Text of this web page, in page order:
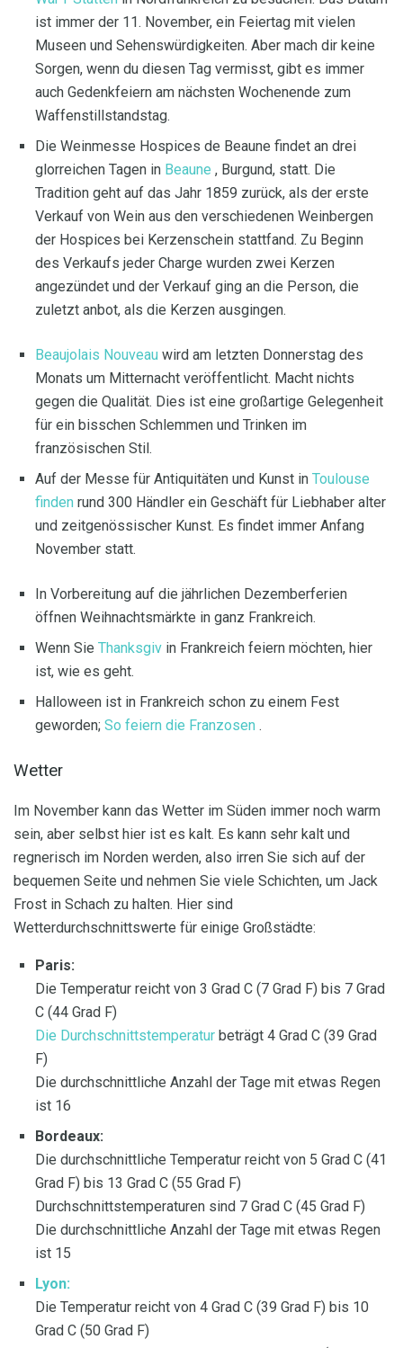
ist immer der 11. November, ein Feiertag mit vielen
Museen und Sehenswürdigkeiten. Aber mach dir keine
Sorgen, wenn du diesen Tag vermisst, gibt es immer
auch Gedenkfeiern am nächsten Wochenende zum
Waffenstillstandstag.
Die Weinmesse Hospices de Beaune findet an drei
glorreichen Tagen in Beaune , Burgund, statt. Die
Tradition geht auf das Jahr 1859 zurück, als der erste
Verkauf von Wein aus den verschiedenen Weinbergen
der Hospices bei Kerzenschein stattfand. Zu Beginn
des Verkaufs jeder Charge wurden zwei Kerzen
angezündet und der Verkauf ging an die Person, die
zuletzt anbot, als die Kerzen ausgingen.
Beaujolais Nouveau wird am letzten Donnerstag des
Monats um Mitternacht veröffentlicht. Macht nichts
gegen die Qualität. Dies ist eine großartige Gelegenheit
für ein bisschen Schlemmen und Trinken im
französischen Stil.
Auf der Messe für Antiquitäten und Kunst in Toulouse
finden rund 300 Händler ein Geschäft für Liebhaber alter
und zeitgenössischer Kunst. Es findet immer Anfang
November statt.
In Vorbereitung auf die jährlichen Dezemberferien
öffnen Weihnachtsmärkte in ganz Frankreich.
Wenn Sie Thanksgiv in Frankreich feiern möchten, hier
ist, wie es geht.
Halloween ist in Frankreich schon zu einem Fest
geworden; So feiern die Franzosen .
Wetter
Im November kann das Wetter im Süden immer noch warm
sein, aber selbst hier ist es kalt. Es kann sehr kalt und
regnerisch im Norden werden, also irren Sie sich auf der
bequemen Seite und nehmen Sie viele Schichten, um Jack
Frost in Schach zu halten. Hier sind
Wetterdurchschnittswerte für einige Großstädte:
Paris:
Die Temperatur reicht von 3 Grad C (7 Grad F) bis 7 Grad
C (44 Grad F)
Die Durchschnittstemperatur beträgt 4 Grad C (39 Grad
F)
Die durchschnittliche Anzahl der Tage mit etwas Regen
ist 16
Bordeaux:
Die durchschnittliche Temperatur reicht von 5 Grad C (41
Grad F) bis 13 Grad C (55 Grad F)
Durchschnittstemperaturen sind 7 Grad C (45 Grad F)
Die durchschnittliche Anzahl der Tage mit etwas Regen
ist 15
Lyon:
Die Temperatur reicht von 4 Grad C (39 Grad F) bis 10
Grad C (50 Grad F)